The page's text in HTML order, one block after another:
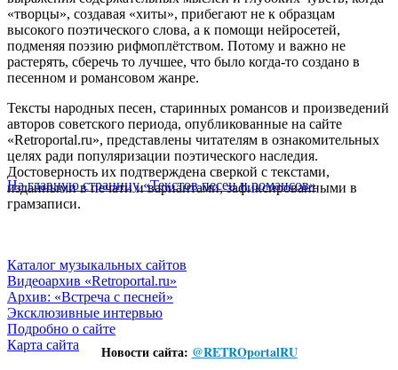
«творцы», создавая «хиты», прибегают не к образцам
высокого поэтического слова, а к помощи нейросетей,
подменяя поэзию рифмоплётством. Потому и важно не
растерять, сберечь то лучшее, что было когда-то создано в
песенном и романсовом жанре.
Тексты народных песен, старинных романсов и произведений
авторов советского периода, опубликованные на сайте
«Retroportal.ru», представлены читателям в ознакомительных
целях ради популяризации поэтического наследия.
Достоверность их подтверждена сверкой с текстами,
изданными в печати и вариантами, зафиксированными в
грамзаписи.
На главную страницу «Текстов песен и романсов»
Каталог музыкальных сайтов
Видеоархив «Retroportal.ru»
Архив: «Встреча с песней»
Эксклюзивные интервью
Подробно о сайте
Карта сайта
Новости сайта: @RETROportalRU